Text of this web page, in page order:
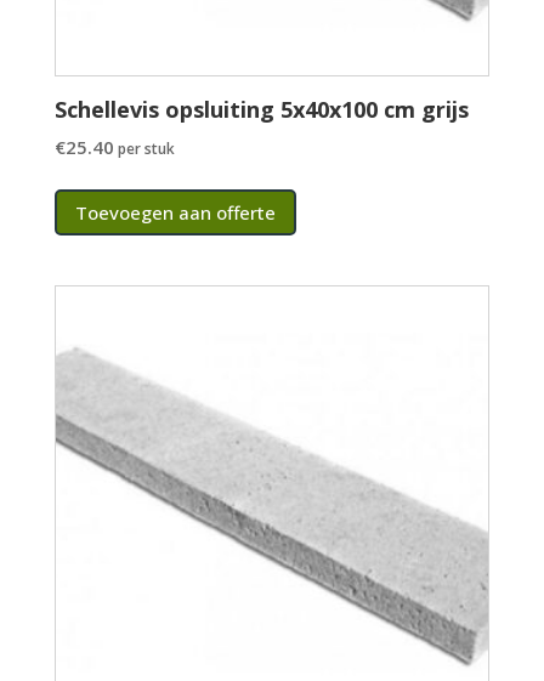
Schellevis opsluiting 5x40x100 cm grijs
€25.40 per stuk
Toevoegen aan offerte